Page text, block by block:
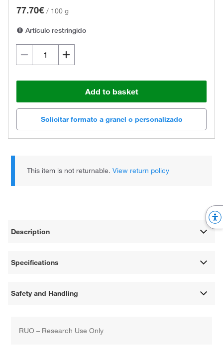
77.70€ / 100 g
Artículo restringido
Add to basket
Solicitar formato a granel o personalizado
This item is not returnable.View return policy
Description
Specifications
Safety and Handling
RUO – Research Use Only